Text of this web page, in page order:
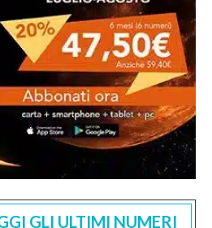
GLI ULTIMI NUMERI